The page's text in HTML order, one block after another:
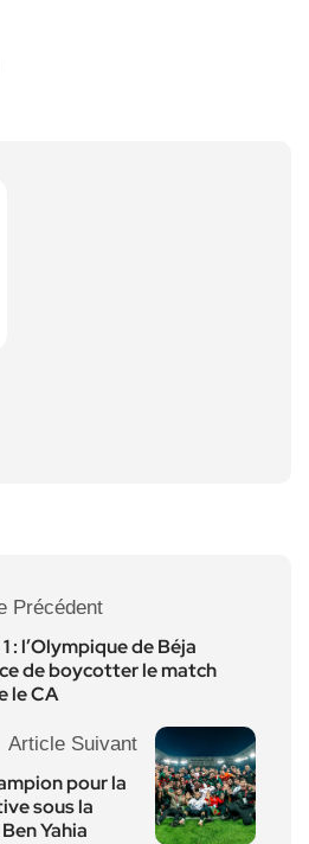
Précédent
: l’Olympique de Béja
de boycotter le match
le CA
Article Suivant
pour la
sous la
Yahia